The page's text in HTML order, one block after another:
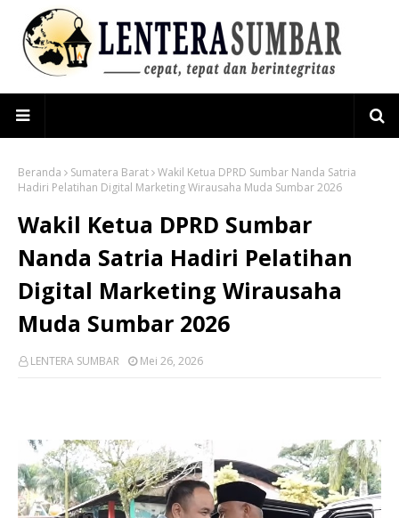
Beranda Sumatera Barat Wakil Ketua DPRD Sumbar Nanda Satria
Hadiri Pelatihan Digital Marketing Wirausaha Muda Sumbar 2026
Wakil Ketua DPRD Sumbar
Nanda Satria Hadiri Pelatihan
Digital Marketing Wirausaha
Muda Sumbar 2026
LENTERA SUMBAR Mei 26, 2026